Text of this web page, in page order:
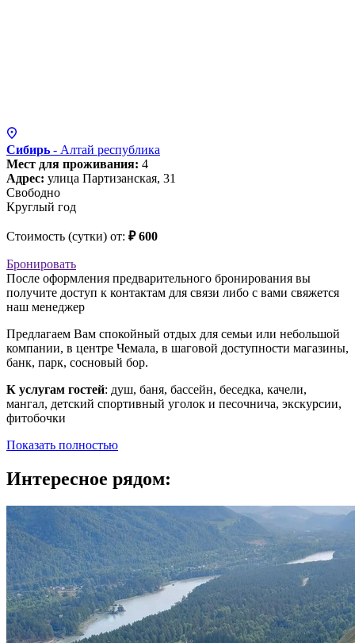
Сибирь - Алтай республика
Мест для проживания: 4
Адрес: улица Партизанская, 31
Свободно
Круглый год
Стоимость (сутки) от: ₽ 600
Бронировать
После оформления предварительного бронирования вы
получите доступ к контактам для связи либо с вами свяжется
наш менеджер
Предлагаем Вам спокойный отдых для семьи или небольшой
компании, в центре Чемала, в шаговой доступности магазины,
банк, парк, сосновый бор.
К услугам гостей: душ, баня, бассейн, беседка, качели,
мангал, детский спортивный уголок и песочнича, экскурсии,
фитобочки
Показать полностью
Интересное рядом: